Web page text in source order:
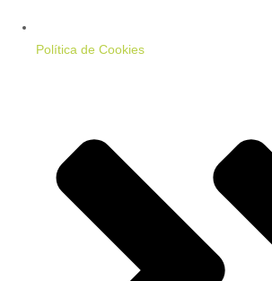
Política de Cookies